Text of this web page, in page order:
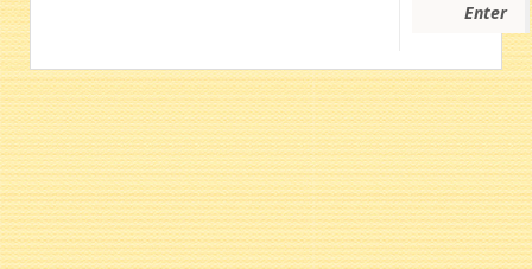
Enter